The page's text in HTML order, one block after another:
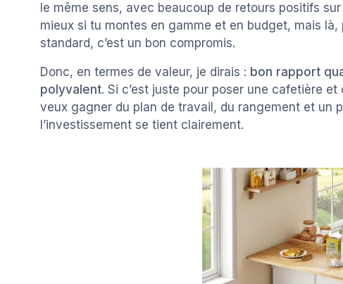
le même sens, avec beaucoup de retours positifs
mieux si tu montes en gamme et en budget, mais
standard, c’est un bon compromis.
Donc, en termes de valeur, je dirais : bon rapport
polyvalent. Si c’est juste pour poser une cafetière
veux gagner du plan de travail, du rangement et un
l’investissement se tient clairement.